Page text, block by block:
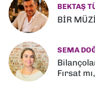
BEKTAŞ
BİR
SEMA
Fırsat